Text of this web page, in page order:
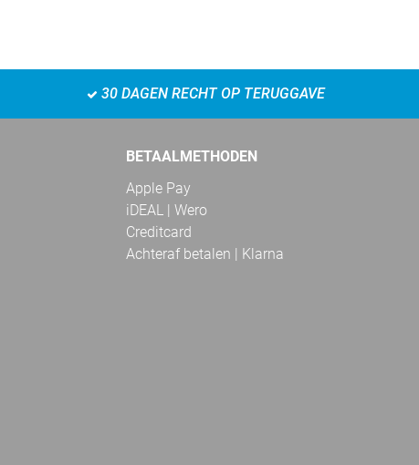
30 DAGEN RECHT OP TERUGGAVE
BETAALMETHODEN
Apple Pay
iDEAL | Wero
Creditcard
Achteraf betalen | Klarna